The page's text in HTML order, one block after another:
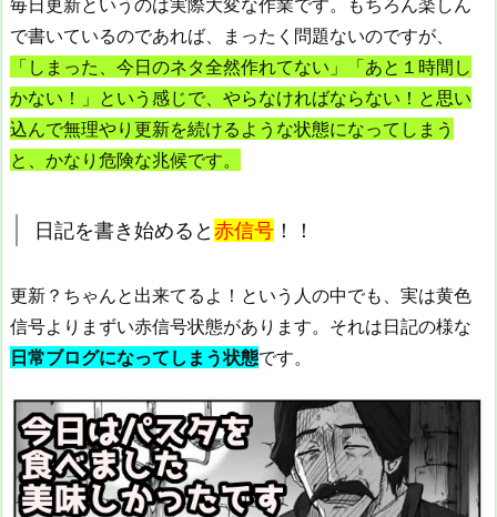
毎日更新というのは実際大変な作業です。もちろん楽しん
で書いているのであれば、まったく問題ないのですが、
「しまった、今日のネタ全然作れてない」「あと１時間し
かない！」という感じで、やらなければならない！と思い
込んで無理やり更新を続けるような状態になってしまう
と、かなり危険な兆候です。
日記を書き始めると赤信号 ！！
更新？ちゃんと出来てるよ！という人の中でも、実は黄色
信号よりまずい赤信号状態があります。それは日記の様な
日常ブログになってしまう状態です。